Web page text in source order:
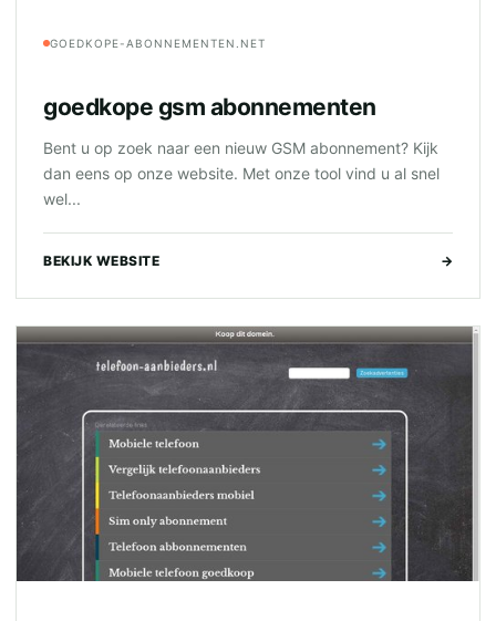
GOEDKOPE-ABONNEMENTEN.NET
goedkope gsm abonnementen
Bent u op zoek naar een nieuw GSM abonnement? Kijk
dan eens op onze website. Met onze tool vind u al snel
wel...
BEKIJK WEBSITE →